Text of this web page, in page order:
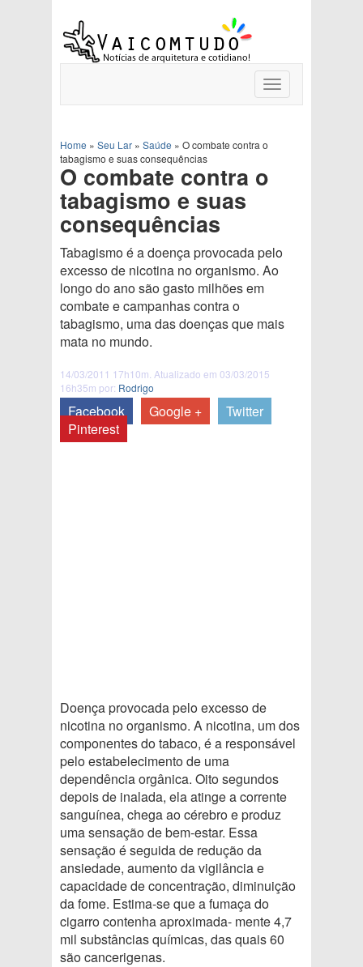
Toggle
navigation
Home » Seu Lar » Saúde » O combate contra o
tabagismo e suas consequências
O combate contra o
tabagismo e suas
consequências
Tabagismo é a doença provocada pelo
excesso de nicotina no organismo. Ao
longo do ano são gasto milhões em
combate e campanhas contra o
tabagismo, uma das doenças que mais
mata no mundo.
14/03/2011 17h10m. Atualizado em 03/03/2015
16h35m por: Rodrigo
Facebook Google +
Twitter
Pinterest
Doença provocada pelo excesso de
nicotina no organismo. A nicotina, um dos
componentes do tabaco, é a responsável
pelo estabelecimento de uma
dependência orgânica. Oito segundos
depois de inalada, ela atinge a corrente
sanguínea, chega ao cérebro e produz
uma sensação de bem-estar. Essa
sensação é seguida de redução da
ansiedade, aumento da vigilância e
capacidade de concentração, diminuição
da fome. Estima-se que a fumaça do
cigarro contenha aproximada- mente 4,7
mil substâncias químicas, das quais 60
são cancerigenas.